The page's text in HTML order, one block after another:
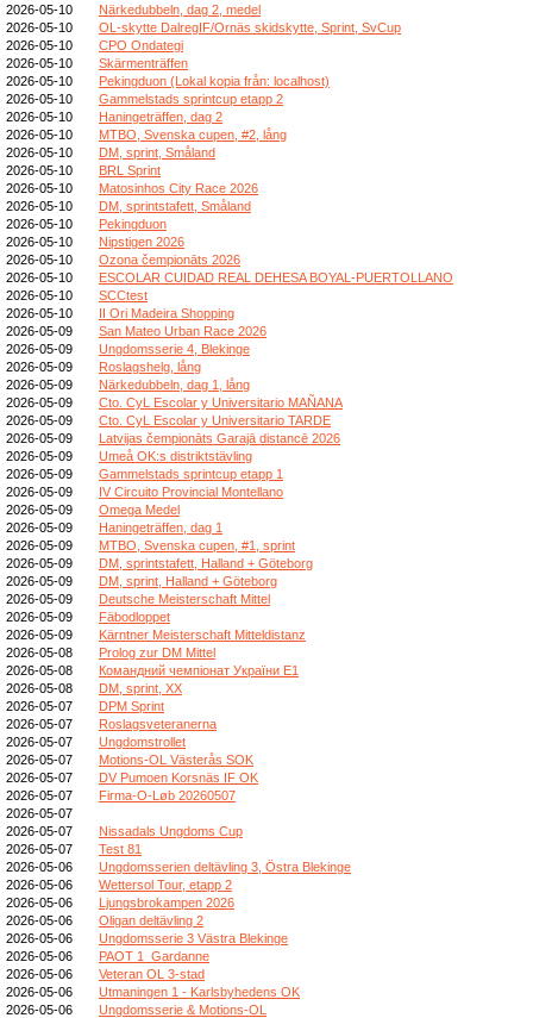
2026-05-10
Närkedubbeln, dag 2, medel
2026-05-10
OL-skytte DalregIF/Ornäs skidskytte, Sprint, SvCup
2026-05-10
CPO Ondategi
2026-05-10
Skärmenträffen
2026-05-10
Pekingduon (Lokal kopia från: localhost)
2026-05-10
Gammelstads sprintcup etapp 2
2026-05-10
Haningeträffen, dag 2
2026-05-10
MTBO, Svenska cupen, #2, lång
2026-05-10
DM, sprint, Småland
2026-05-10
BRL Sprint
2026-05-10
Matosinhos City Race 2026
2026-05-10
DM, sprintstafett, Småland
2026-05-10
Pekingduon
2026-05-10
Nipstigen 2026
2026-05-10
Ozona čempionāts 2026
2026-05-10
ESCOLAR CUIDAD REAL DEHESA BOYAL-PUERTOLLANO
2026-05-10
SCCtest
2026-05-10
II Ori Madeira Shopping
2026-05-09
San Mateo Urban Race 2026
2026-05-09
Ungdomsserie 4, Blekinge
2026-05-09
Roslagshelg, lång
2026-05-09
Närkedubbeln, dag 1, lång
2026-05-09
Cto. CyL Escolar y Universitario MAÑANA
2026-05-09
Cto. CyL Escolar y Universitario TARDE
2026-05-09
Latvijas čempionāts Garajā distancē 2026
2026-05-09
Umeå OK:s distriktstävling
2026-05-09
Gammelstads sprintcup etapp 1
2026-05-09
IV Circuito Provincial Montellano
2026-05-09
Omega Medel
2026-05-09
Haningeträffen, dag 1
2026-05-09
MTBO, Svenska cupen, #1, sprint
2026-05-09
DM, sprintstafett, Halland + Göteborg
2026-05-09
DM, sprint, Halland + Göteborg
2026-05-09
Deutsche Meisterschaft Mittel
2026-05-09
Fäbodloppet
2026-05-09
Kärntner Meisterschaft Mitteldistanz
2026-05-08
Prolog zur DM Mittel
2026-05-08
Командний чемпіонат України E1
2026-05-08
DM, sprint, XX
2026-05-07
DPM Sprint
2026-05-07
Roslagsveteranerna
2026-05-07
Ungdomstrollet
2026-05-07
Motions-OL Västerås SOK
2026-05-07
DV Pumoen Korsnäs IF OK
2026-05-07
Firma-O-Løb 20260507
2026-05-07
2026-05-07
Nissadals Ungdoms Cup
2026-05-07
Test 81
2026-05-06
Ungdomsserien deltävling 3, Östra Blekinge
2026-05-06
Wettersol Tour, etapp 2
2026-05-06
Ljungsbrokampen 2026
2026-05-06
Oligan deltävling 2
2026-05-06
Ungdomsserie 3 Västra Blekinge
2026-05-06
PAOT 1_Gardanne
2026-05-06
Veteran OL 3-stad
2026-05-06
Utmaningen 1 - Karlsbyhedens OK
2026-05-06
Ungdomsserie & Motions-OL